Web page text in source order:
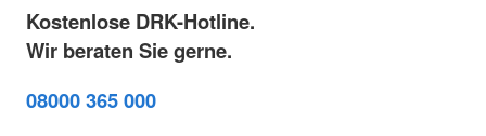
Kostenlose DRK-Hotline.
Wir beraten Sie gerne.
08000 365 000